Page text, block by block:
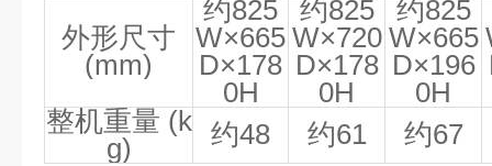
外形尺寸
(mm)
约825
W×665
D×178
0H
约825
W×720
D×178
0H
约825
W×665
D×196
0H
整机重量 (k
g)
约48 约61 约67